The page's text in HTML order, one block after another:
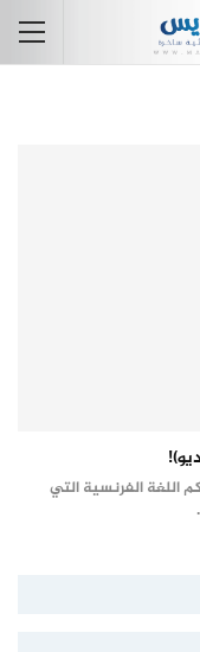
اللغة الفرنسية التي